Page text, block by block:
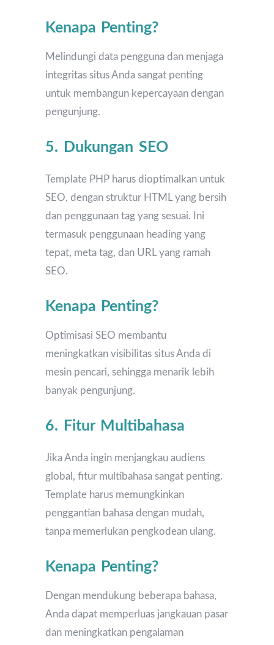
Kenapa Penting?
Melindungi data pengguna dan menjaga
integritas situs Anda sangat penting
untuk membangun kepercayaan dengan
pengunjung.
5. Dukungan SEO
Template PHP harus dioptimalkan untuk
SEO, dengan struktur HTML yang bersih
dan penggunaan tag yang sesuai. Ini
termasuk penggunaan heading yang
tepat, meta tag, dan URL yang ramah
SEO.
Kenapa Penting?
Optimisasi SEO membantu
meningkatkan visibilitas situs Anda di
mesin pencari, sehingga menarik lebih
banyak pengunjung.
6. Fitur Multibahasa
Jika Anda ingin menjangkau audiens
global, fitur multibahasa sangat penting.
Template harus memungkinkan
penggantian bahasa dengan mudah,
tanpa memerlukan pengkodean ulang.
Kenapa Penting?
Dengan mendukung beberapa bahasa,
Anda dapat memperluas jangkauan pasar
dan meningkatkan pengalaman